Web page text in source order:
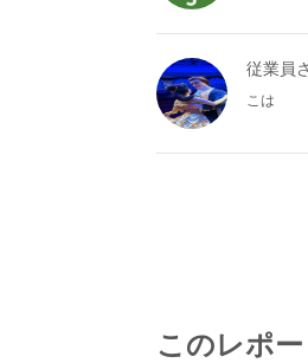
従業員
こは
このレポ